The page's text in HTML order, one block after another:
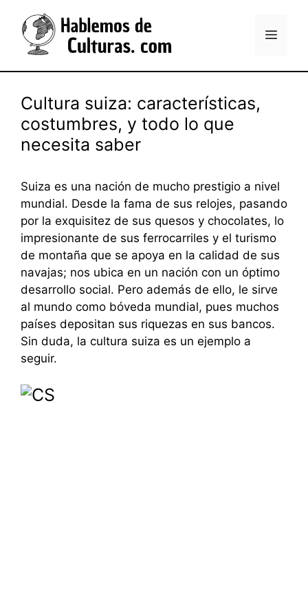
contenido
Menú
Cultura suiza: características,
costumbres, y todo lo que
necesita saber
Suiza es una nación de mucho prestigio a nivel
mundial. Desde la fama de sus relojes, pasando
por la exquisitez de sus quesos y chocolates, lo
impresionante de sus ferrocarriles y el turismo
de montaña que se apoya en la calidad de sus
navajas; nos ubica en un nación con un óptimo
desarrollo social. Pero además de ello, le sirve
al mundo como bóveda mundial, pues muchos
países depositan sus riquezas en sus bancos.
Sin duda, la cultura suiza es un ejemplo a
seguir.